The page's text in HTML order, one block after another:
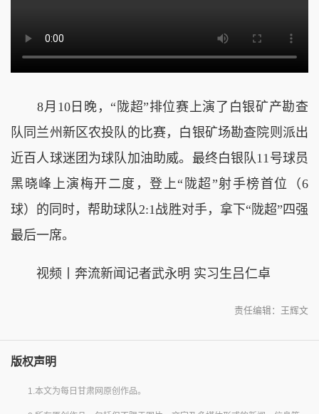
8月10日晚，“陇超”排位赛上演了白银矿产勘查
队同兰州新区农投队的比赛，白银矿场勘查院则派出
近百人球迷团为球队加油助威。最终白银队11号球员
黑晓峰上演梅开二度，登上“陇超”射手榜首位（6
球）的同时，帮助球队2:1战胜对手，拿下“陇超”四强
最后一席。
视频丨奔流新闻记者武永明 实习生吕仁卓
责任编辑：王辉文
版权声明
1.本文为每日甘肃网原创作品。